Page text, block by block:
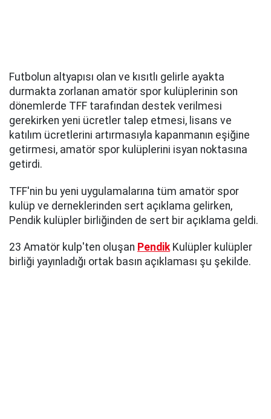
Futbolun altyapısı olan ve kısıtlı gelirle ayakta
durmakta zorlanan amatör spor kulüplerinin son
dönemlerde TFF tarafından destek verilmesi
gerekirken yeni ücretler talep etmesi, lisans ve
katılım ücretlerini artırmasıyla kapanmanın eşiğine
getirmesi, amatör spor kulüplerini isyan noktasına
getirdi.
TFF'nin bu yeni uygulamalarına tüm amatör spor
kulüp ve derneklerinden sert açıklama gelirken,
Pendik kulüpler birliğinden de sert bir açıklama geldi.
23 Amatör kulp'ten oluşan PendikKulüpler kulüpler
birliği yayınladığı ortak basın açıklaması şu şekilde.